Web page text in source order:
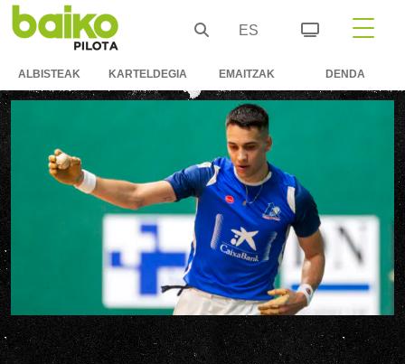
ES
ALBISTEAK KARTELDEGIA EMAITZAK DENDA